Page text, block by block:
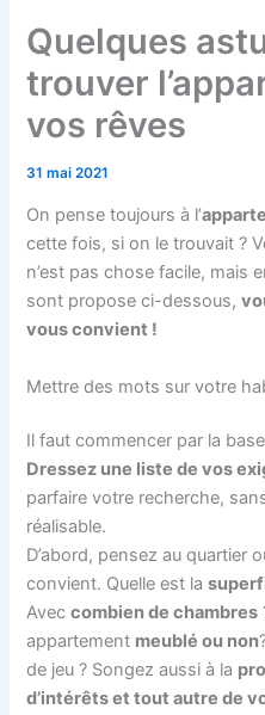
Quelques
trouver
vos rêves
31 mai 2021
On pense toujours à l’
cette fois, si on le trouvait ?
n’est pas chose facile, mais
sont propose ci-dessous,
vous convient !
Mettre des mots sur votre
Il faut commencer par la
Dressez une liste de vos
parfaire votre recherche,
réalisable.
D’abord, pensez au quartier
convient. Quelle est la
Aveccombien de chambres
appartement meublé ou non
de jeu ? Songez aussi à la
d’intérêts et tout autre de